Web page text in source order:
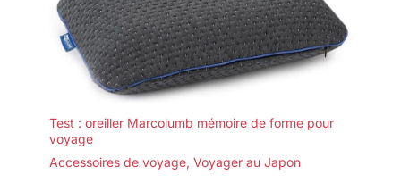
Test : oreiller Marcolumb mémoire de forme pour
voyage
Accessoires de voyage, Voyager au Japon